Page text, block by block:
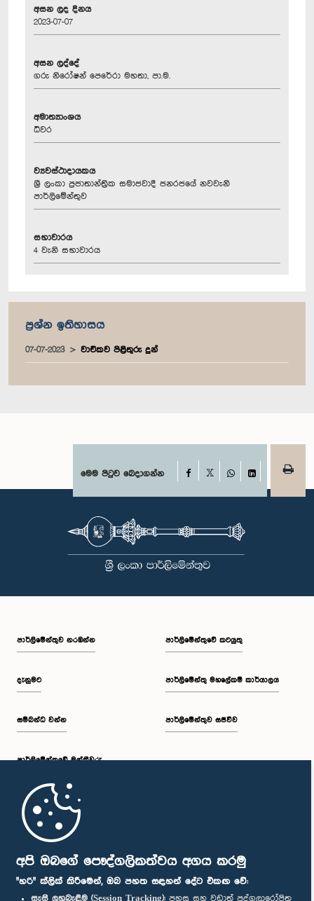
අපි ඔබගේ පෞද්ගලිකත්වය අගය කරමු
"හරි" ක්ලික් කිරීමෙන්, ඔබ පහත සඳහන් දේට එකඟ වේ:
සැසි ලුහුබැඳීම (Session Tracking): පහසු සහ වඩාත් පුද්ගලාරෝපිත
අසන ලද දිනය
2023-07-07
අසන ලද්දේ
ගරු නිරෝෂන් පෙරේරා මහතා, පා.ම.
අමාත්‍යාංශය
ධීවර
ව්‍යවස්ථාදායකය
ශ්‍රී ලංකා ප්‍රජාතාන්ත්‍රික සමාජවාදී ජනරජයේ නවවැනි
පාර්ලිමේන්තුව
සභාවාරය
4 වැනි සභාවාරය
ප්‍රශ්න ඉතිහාසය
07-07-2023 වාචිකව පිළිතුරු දුන්
මෙම පිටුව බෙදාගන්න Facebook
WhatsAppLinkedIn
පාර්ලි‌මේන්තුව නරඹන්න
දැනුමට
සම්බන්ධ වන්න
පාර්ලි‌මේන්තුවේ මන්ත්‍රීවරු
මුල් පිටුව
පාර්ලිමේන්තුවේ කටයුතු
පාර්ලිමේන්තු මහලේකම් කාර්යාලය
පාර්ලිමේන්තුව සජීවීව
පාර්ලිමේන්තු ජංගම යෙදුම